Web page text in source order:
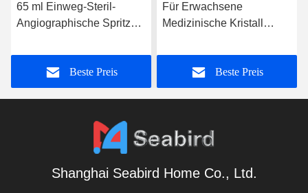
65 ml Einweg-Steril-
Angiographische Spritze
Zweikanalarbeit mit
automatischem Kontrast-
CT
Beste Preis
Für Erwachsene
Medizinische Kristall
Injektion 32g Für
Schönheit Gesichts
Hautpflege
Beste Preis
Shanghai Seabird Home Co., Ltd.